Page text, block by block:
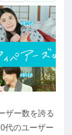
ザー数を誇る
代のユーザー